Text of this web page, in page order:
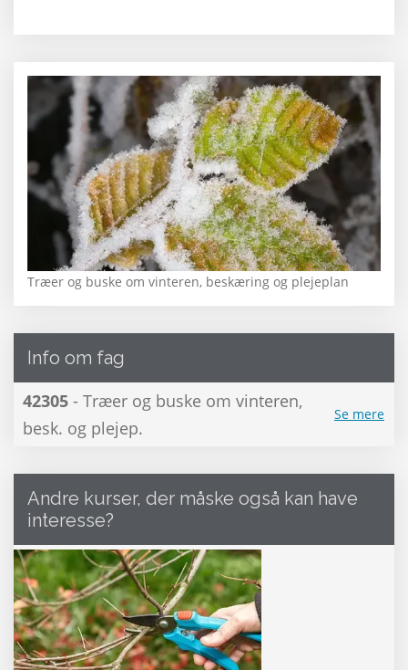
Træer og buske om vinteren, beskæring og plejeplan
Info om fag
42305 - Træer og buske om vinteren,
besk. og plejep.
Se mere
Andre kurser, der måske også kan have
interesse?